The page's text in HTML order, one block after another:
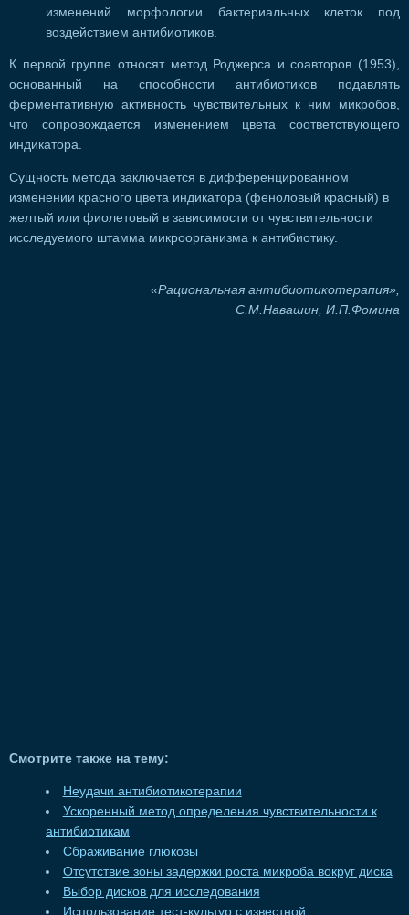
изменений морфологии бактериальных клеток под
воздействием антибиотиков.
К первой группе относят метод Роджерса и соавторов (1953),
основанный на способности антибиотиков подавлять
ферментативную активность чувствительных к ним микробов,
что сопровождается изменением цвета соответствующего
индикатора.
Сущность метода заключается в дифференцированном
изменении красного цвета индикатора (феноловый красный) в
желтый или фиолетовый в зависимости от чувствительности
исследуемого штамма микроорганизма к антибиотику.
«Рациональная антибиотикотерапия»,
С.М.Навашин, И.П.Фомина
Смотрите также на тему:
Неудачи антибиотикотерапии
Ускоренный метод определения чувствительности к
антибиотикам
Сбраживание глюкозы
Отсутствие зоны задержки роста микроба вокруг диска
Выбор дисков для исследования
Использование тест-культур с известной